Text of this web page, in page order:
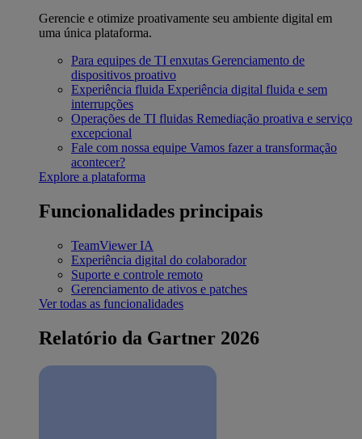
Gerencie e otimize proativamente seu ambiente digital em
uma única plataforma.
Para equipes de TI enxutas Gerenciamento de
dispositivos proativo
Experiência fluida Experiência digital fluida e sem
interrupções
Operações de TI fluidas Remediação proativa e serviço
excepcional
Fale com nossa equipe Vamos fazer a transformação
acontecer?
Explore a plataforma
Funcionalidades principais
TeamViewer IA
Experiência digital do colaborador
Suporte e controle remoto
Gerenciamento de ativos e patches
Ver todas as funcionalidades
Relatório da Gartner 2026